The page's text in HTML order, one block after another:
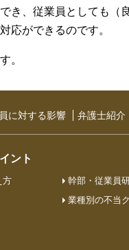
き、従業員としても（
応ができるのです。
。
に対する影響 弁護⼠紹介
ント
方
幹部・従業員
業種別の不当